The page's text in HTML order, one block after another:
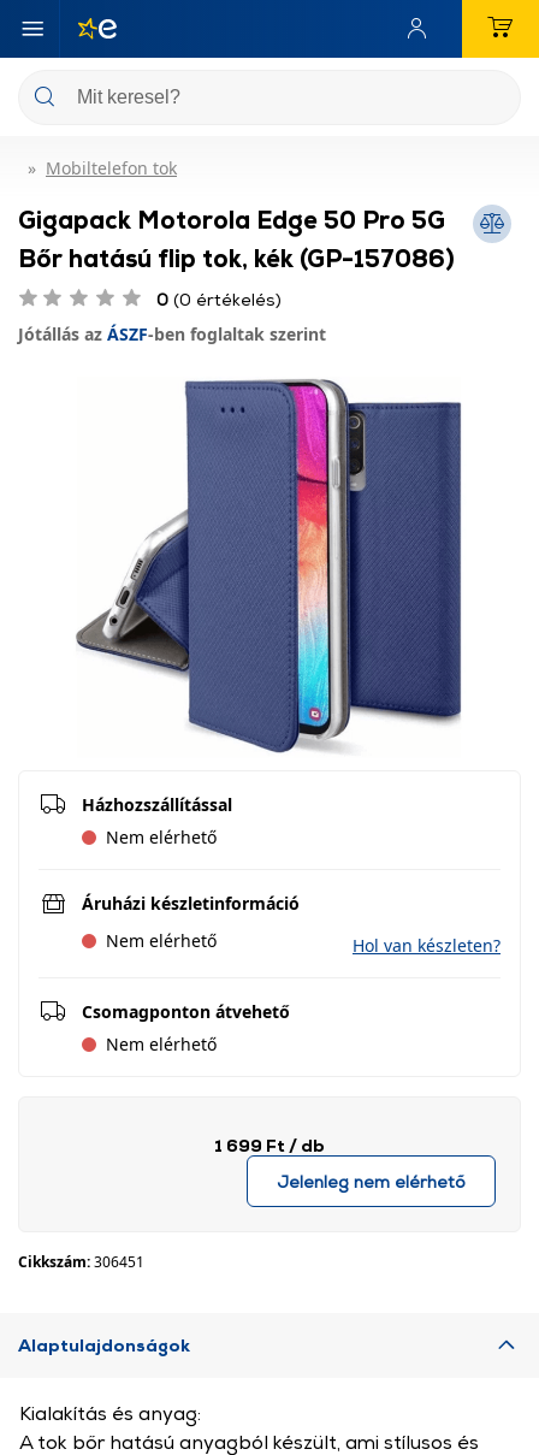
Mobiltelefon tok
Gigapack Motorola Edge 50 Pro 5G
Bőr hatású flip tok, kék (GP-157086)
0 (0 értékelés)
Jótállás az ÁSZF-ben foglaltak szerint
Házhozszállítással
Nem elérhető
Áruházi készletinformáció
Nem elérhető
Hol van készleten?
Csomagponton átvehető
Nem elérhető
1 699 Ft / db
Jelenleg nem elérhető
Cikkszám:306451
Alaptulajdonságok
Kialakítás és anyag:
A tok bőr hatású anyagból készült, ami stílusos és